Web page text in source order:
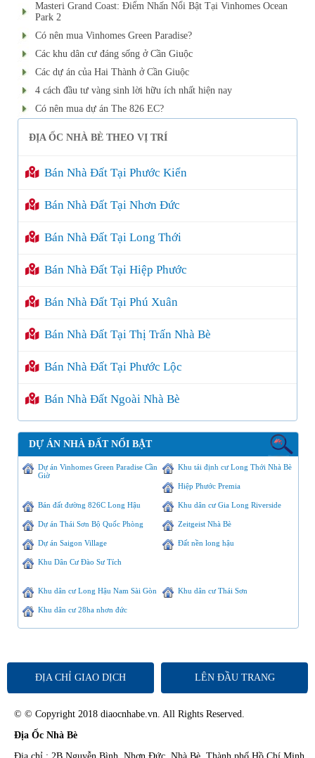
Masteri Grand Coast: Điểm Nhấn Nổi Bật Tại Vinhomes Ocean
Park 2
Có nên mua Vinhomes Green Paradise?
Các khu dân cư đáng sống ở Cần Giuộc
Các dự án của Hai Thành ở Cần Giuộc
4 cách đầu tư vàng sinh lời hữu ích nhất hiện nay
Có nên mua dự án The 826 EC?
ĐỊA ỐC NHÀ BÈ THEO VỊ TRÍ
Bán Nhà Đất Tại Phước Kiển
Bán Nhà Đất Tại Nhơn Đức
Bán Nhà Đất Tại Long Thới
Bán Nhà Đất Tại Hiệp Phước
Bán Nhà Đất Tại Phú Xuân
Bán Nhà Đất Tại Thị Trấn Nhà Bè
Bán Nhà Đất Tại Phước Lộc
Bán Nhà Đất Ngoài Nhà Bè
DỰ ÁN NHÀ ĐẤT NỔI BẬT
Dự án Vinhomes Green Paradise Cần
Giờ
Khu tái định cư Long Thới Nhà Bè
Hiệp Phước Premia
Bán đất đường 826C Long Hậu Khu dân cư Gia Long Riverside
Dự án Thái Sơn Bộ Quốc Phòng Zeitgeist Nhà Bè
Dự án Saigon Village Đất nền long hậu
Khu Dân Cư Đào Sư Tích
Khu dân cư Long Hậu Nam Sài Gòn Khu dân cư Thái Sơn
Khu dân cư 28ha nhơn đức
ĐỊA CHỈ GIAO DỊCH LÊN ĐẦU TRANG
© © Copyright 2018 diaocnhabe.vn. All Rights Reserved.
Địa Ốc Nhà Bè